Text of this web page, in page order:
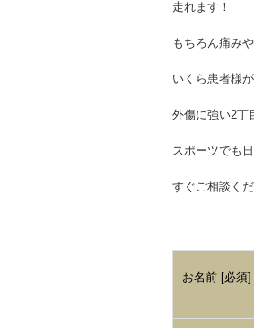
走れます！
もちろん痛み
いくら患者様
外傷に強い2丁
スポーツでも
すぐご相談くだ
お名前 [必須]